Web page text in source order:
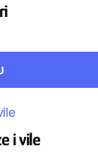
i vile